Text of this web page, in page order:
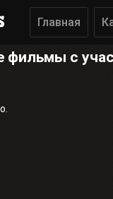
Главная
фильмы с